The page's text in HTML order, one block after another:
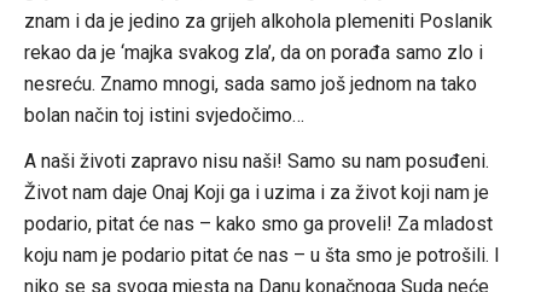
znam i da je jedino za grijeh alkohola plemeniti Poslanik
rekao da je ‘majka svakog zla’, da on porađa samo zlo i
nesreću. Znamo mnogi, sada samo još jednom na tako
bolan način toj istini svjedočimo…
A naši životi zapravo nisu naši! Samo su nam posuđeni.
Život nam daje Onaj Koji ga i uzima i za život koji nam je
podario, pitat će nas – kako smo ga proveli! Za mladost
koju nam je podario pitat će nas – u šta smo je potrošili. I
niko se sa svoga mjesta na Danu konačnoga Suda neće